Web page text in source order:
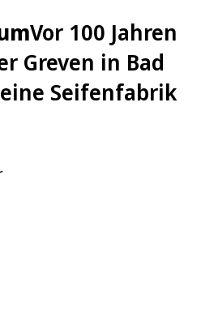
Vor 100 Jahren
Greven in Bad
Seifenfabrik